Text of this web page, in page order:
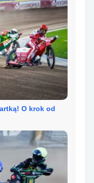
O krok od